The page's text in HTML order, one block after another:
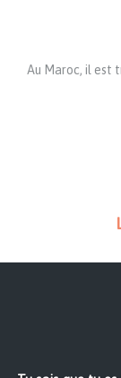
Au Maroc, il est